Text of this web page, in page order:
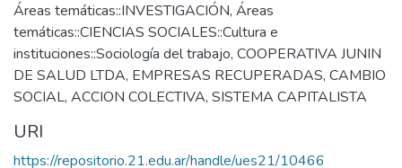
Áreas temáticas::INVESTIGACIÓN, Áreas
temáticas::CIENCIAS SOCIALES::Cultura e
instituciones::Sociología del trabajo, COOPERATIVA JUNIN
DE SALUD LTDA, EMPRESAS RECUPERADAS, CAMBIO
SOCIAL, ACCION COLECTIVA, SISTEMA CAPITALISTA
URI
https://repositorio.21.edu.ar/handle/ues21/10466